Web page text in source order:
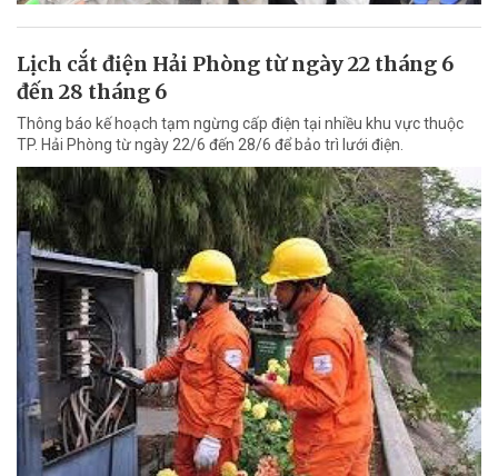
Lịch cắt điện Hải Phòng từ ngày 22 tháng 6
đến 28 tháng 6
Thông báo kế hoạch tạm ngừng cấp điện tại nhiều khu vực thuộc
TP. Hải Phòng từ ngày 22/6 đến 28/6 để bảo trì lưới điện.